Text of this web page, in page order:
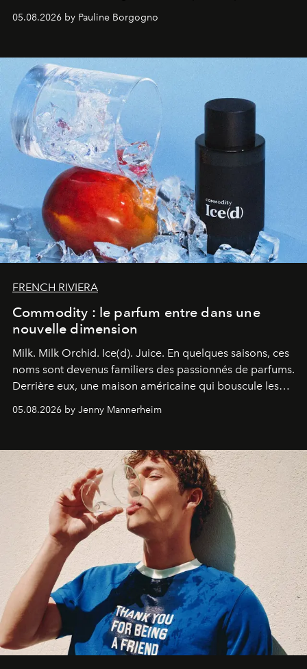
05.08.2026 by Pauline Borgogno
FRENCH RIVIERA
Commodity : le parfum entre dans une
nouvelle dimension
Milk. Milk Orchid. Ice(d). Juice. En quelques saisons, ces
noms sont devenus familiers des passionnés de parfums.
Derrière eux, une maison américaine qui bouscule les
une approche aussi intuitive que personnelle :
05.08.2026 by Jenny Mannerheim